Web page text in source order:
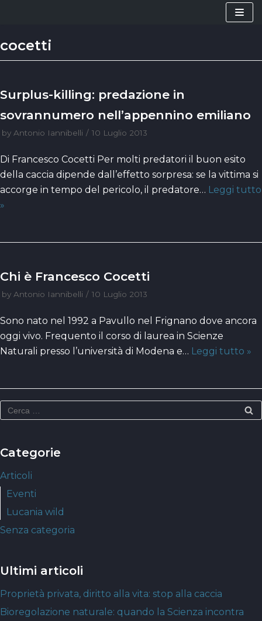
contenuto
cocetti
Surplus-killing: predazione in
sovrannumero nell’appennino emiliano
by Antonio Iannibelli 10 Luglio 2013
Di Francesco Cocetti Per molti predatori il buon esito
della caccia dipende dall’effetto sorpresa: se la vittima si
accorge in tempo del pericolo, il predatore… Leggi tutto
»
Chi è Francesco Cocetti
by Antonio Iannibelli 10 Luglio 2013
Sono nato nel 1992 a Pavullo nel Frignano dove ancora
oggi vivo. Frequento il corso di laurea in Scienze
Naturali presso l’università di Modena e… Leggi tutto »
Categorie
Articoli
Eventi
Lucania wild
Senza categoria
Ultimi articoli
Proprietà privata, diritto alla vita: stop alla caccia
Bioregolazione naturale: quando la Scienza incontra